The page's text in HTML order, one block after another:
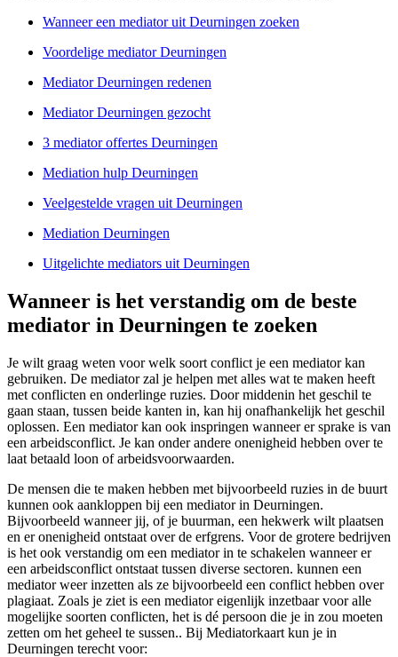
Wanneer een mediator uit Deurningen zoeken
Voordelige mediator Deurningen
Mediator Deurningen redenen
Mediator Deurningen gezocht
3 mediator offertes Deurningen
Mediation hulp Deurningen
Veelgestelde vragen uit Deurningen
Mediation Deurningen
Uitgelichte mediators uit Deurningen
Wanneer is het verstandig om de beste
mediator in Deurningen te zoeken
Je wilt graag weten voor welk soort conflict je een mediator kan
gebruiken. De mediator zal je helpen met alles wat te maken heeft
met conflicten en onderlinge ruzies. Door middenin het geschil te
gaan staan, tussen beide kanten in, kan hij onafhankelijk het geschil
oplossen. Een mediator kan ook inspringen wanneer er sprake is van
een arbeidsconflict. Je kan onder andere onenigheid hebben over te
laat betaald loon of arbeidsvoorwaarden.
De mensen die te maken hebben met bijvoorbeeld ruzies in de buurt
kunnen ook aankloppen bij een mediator in Deurningen.
Bijvoorbeeld wanneer jij, of je buurman, een hekwerk wilt plaatsen
en er onenigheid ontstaat over de erfgrens. Voor de grotere bedrijven
is het ook verstandig om een mediator in te schakelen wanneer er
een arbeidsconflict ontstaat tussen diverse sectoren. kunnen een
mediator weer inzetten als ze bijvoorbeeld een conflict hebben over
plagiaat. Zoals je ziet is een mediator eigenlijk inzetbaar voor alle
mogelijke soorten conflicten, het is dé persoon die je in zou moeten
zetten om het geheel te sussen.. Bij Mediatorkaart kun je in
Deurningen terecht voor: